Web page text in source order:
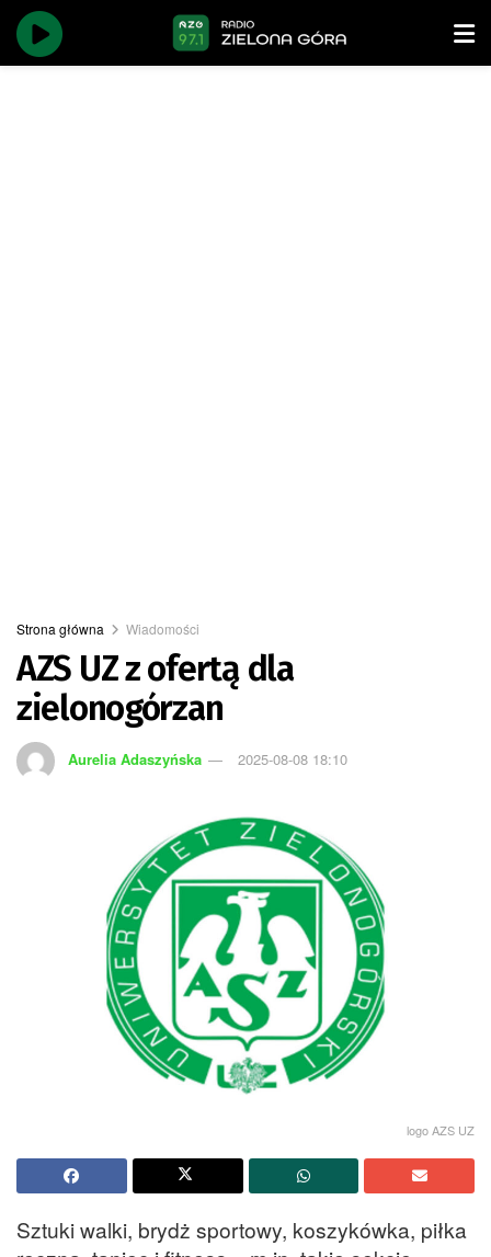
Strona główna Wiadomości
AZS UZ z ofertą dla
zielonogórzan
Aurelia Adaszyńska 2025-08-08 18:10
logo AZS UZ
Sztuki walki, brydż sportowy, koszykówka, piłka